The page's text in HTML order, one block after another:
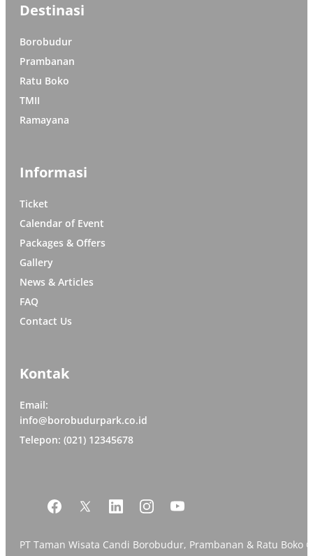
Destinasi
Borobudur
Prambanan
Ratu Boko
TMII
Ramayana
Informasi
Ticket
Calendar of Event
Packages & Offers
Gallery
News & Articles
FAQ
Contact Us
Kontak
Email:
info@borobudurpark.co.id
Telepon: (021) 12345678
PT Taman Wisata Candi Borobudur, Prambanan & Ratu Boko